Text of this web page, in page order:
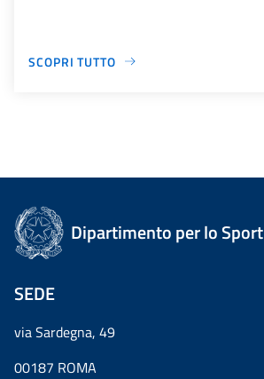
SCOPRI TUTTO
Dipartimento per lo Sport
SEDE
via Sardegna, 49
00187 ROMA